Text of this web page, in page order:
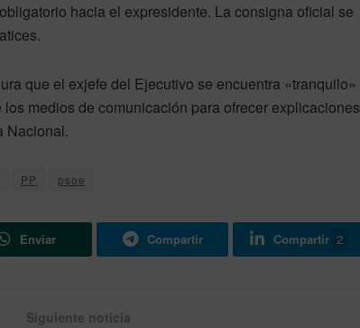
obligatorio hacia el expresidente. La consigna oficial se
que el exjefe del Ejecutivo se encuentra «tranquilo»
medios de comunicación para ofrecer explicaciones
Nacional.
PP psoe
Enviar Compartir Compartir 2
Siguiente noticia